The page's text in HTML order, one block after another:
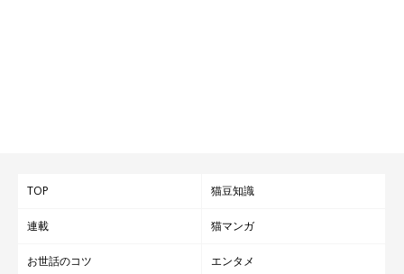
TOP 猫豆知識
連載 猫マンガ
お世話のコツ エンタメ